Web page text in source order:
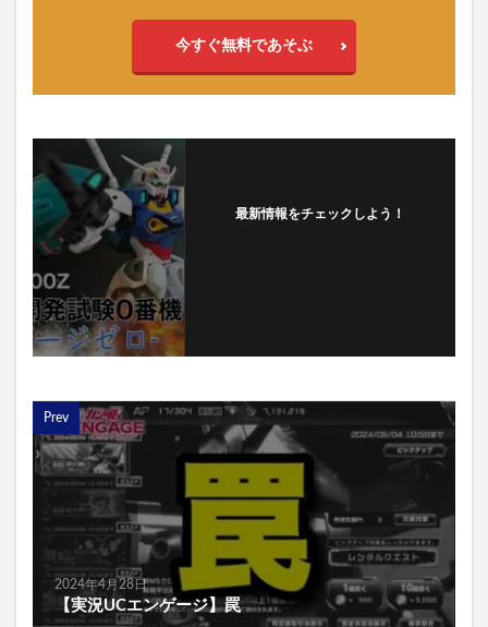
今すぐ無料であそぶ
最新情報をチェックしよう！
Prev
2024年4月28日
【実況UCエンゲージ】罠